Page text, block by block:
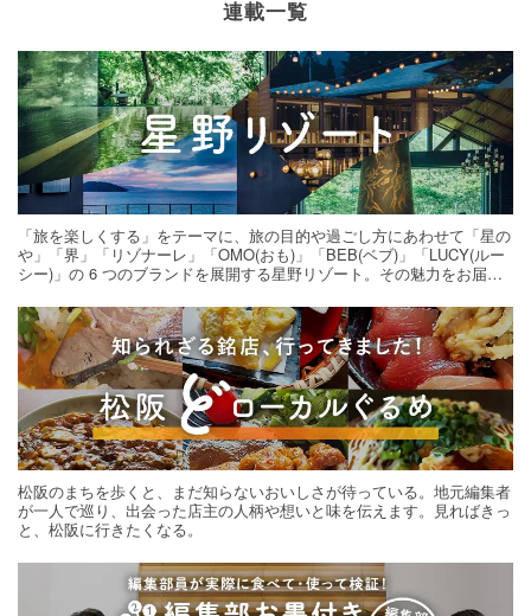
連載一覧
「旅を楽しくする」をテーマに、旅の目的や過ごし方にあわせて「星の
や」「界」「リゾナーレ」「OMO(おも)」「BEB(ベブ)」「LUCY(ルー
シー)」の 6 つのブランドを展開する星野リゾート。その魅力をお届け
松阪のまちを歩くと、まだ知らないおいしさが待っている。地元編集者
が一人で巡り、出会った店主の人柄や想いと味を伝えます。見ればきっ
と、松阪に行きたくなる。